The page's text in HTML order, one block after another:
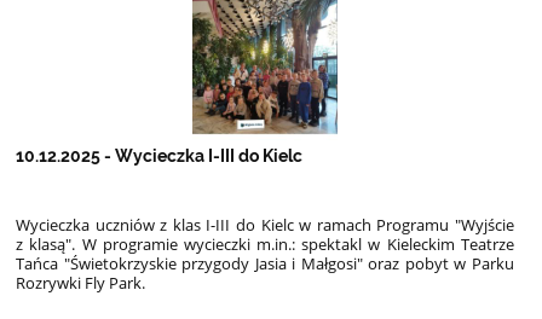
10.12.2025 - Wycieczka I-III do Kielc
Wycieczka uczniów z klas I-III do Kielc w ramach Programu "Wyjście
z klasą". W programie wycieczki m.in.: spektakl w Kieleckim Teatrze
Tańca "Świetokrzyskie przygody Jasia i Małgosi" oraz pobyt w Parku
Rozrywki Fly Park.